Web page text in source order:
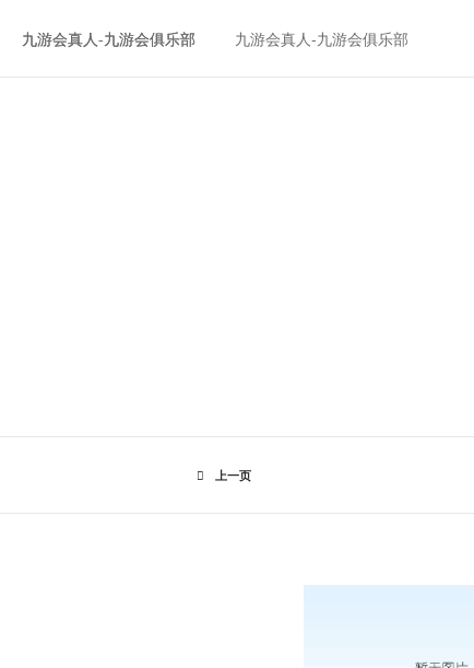
九游会真人-九游会俱乐部
九游会真人-九游会俱乐部 九游会真人-九游会俱乐部
上一页